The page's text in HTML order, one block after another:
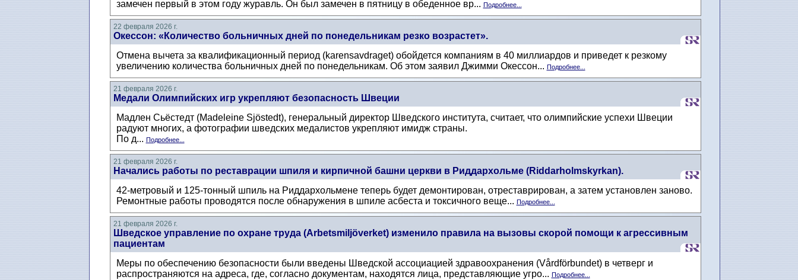
замечен первый в этом году журавль. Он был замечен в пятницу в обеденное вр... Подробнее...
22 февраля 2026 г.
Окессон: «Количество больничных дней по понедельникам резко возрастет».
Отмена вычета за квалификационный период (karensavdraget) обойдется компаниям в 40 миллиардов и приведет к резкому
увеличению количества больничных дней по понедельникам. Об этом заявил Джимми Окессон... Подробнее...
21 февраля 2026 г.
Медали Олимпийских игр укрепляют безопасность Швеции
Мадлен Сьёстедт (Madeleine Sjöstedt), генеральный директор Шведского института, считает, что олимпийские успехи Швеции
радуют многих, а фотографии шведских медалистов укрепляют имидж страны.
По д... Подробнее...
21 февраля 2026 г.
Начались работы по реставрации шпиля и кирпичной башни церкви в Риддархольме (Riddarholmskyrkan).
42-метровый и 125-тонный шпиль на Риддархольмене теперь будет демонтирован, отреставрирован, а затем установлен заново.
Ремонтные работы проводятся после обнаружения в шпиле асбеста и токсичного веще... Подробнее...
21 февраля 2026 г.
Шведское управление по охране труда (Arbetsmiljöverket) изменило правила на вызовы скорой помощи к агрессивным
пациентам
Меры по обеспечению безопасности были введены Шведской ассоциацией здравоохранения (Vårdförbundet) в четверг и
распространяются на адреса, где, согласно документам, находятся лица, представляющие угро... Подробнее...